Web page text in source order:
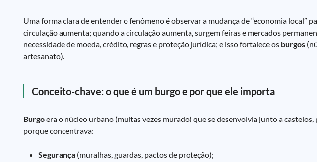
Uma forma clara de entender o fenômeno é observar a mudança de “economia local”
circulação aumenta; quando a circulação aumenta, surgem feiras e mercados
necessidade de moeda, crédito, regras e proteção jurídica; e isso fortalece os burgos
artesanato).
Conceito-chave: o que é um burgo e por que ele importa
Burgoera o núcleo urbano (muitas vezes murado) que se desenvolvia junto a
porque concentrava:
Segurança (muralhas, guardas, pactos de proteção);